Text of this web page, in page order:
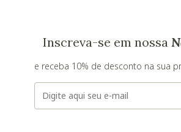
Inscreva-se em nossa
e receba 10% de desconto na sua
E-mail